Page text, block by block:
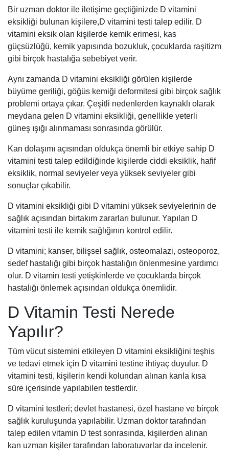
Bir uzman doktor ile iletişime geçtiğinizde D vitamini
eksikliği bulunan kişilere,D vitamini testi talep edilir. D
vitamini eksik olan kişilerde kemik erimesi, kas
güçsüzlüğü, kemik yapısında bozukluk, çocuklarda raşitizm
gibi birçok hastalığa sebebiyet verir.
Aynı zamanda D vitamini eksikliği görülen kişilerde
büyüme geriliği, göğüs kemiği deformitesi gibi birçok sağlık
problemi ortaya çıkar. Çeşitli nedenlerden kaynaklı olarak
meydana gelen D vitamini eksikliği, genellikle yeterli
güneş ışığı alınmaması sonrasında görülür.
Kan dolaşımı açısından oldukça önemli bir etkiye sahip D
vitamini testi talep edildiğinde kişilerde ciddi eksiklik, hafif
eksiklik, normal seviyeler veya yüksek seviyeler gibi
sonuçlar çıkabilir.
D vitamini eksikliği gibi D vitamini yüksek seviyelerinin de
sağlık açısından birtakım zararları bulunur. Yapılan D
vitamini testi ile kemik sağlığının kontrol edilir.
D vitamini; kanser, bilişsel sağlık, osteomalazi, osteoporoz,
sedef hastalığı gibi birçok hastalığın önlenmesine yardımcı
olur. D vitamin testi yetişkinlerde ve çocuklarda birçok
hastalığı önlemek açısından oldukça önemlidir.
D Vitamin Testi Nerede
Yapılır?
Tüm vücut sistemini etkileyen D vitamini eksikliğini teşhis
ve tedavi etmek için D vitamini testine ihtiyaç duyulur. D
vitamini testi, kişilerin kendi kolundan alınan kanla kısa
süre içerisinde yapılabilen testlerdir.
D vitamini testleri; devlet hastanesi, özel hastane ve birçok
sağlık kuruluşunda yapılabilir. Uzman doktor tarafından
talep edilen vitamin D test sonrasında, kişilerden alınan
kan uzman kişiler tarafından laboratuvarlar da incelenir.